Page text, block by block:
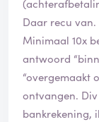
Daar recu
Minimaal 10x
antwoord
“overgemaakt
ontvangen.
bankrekening,